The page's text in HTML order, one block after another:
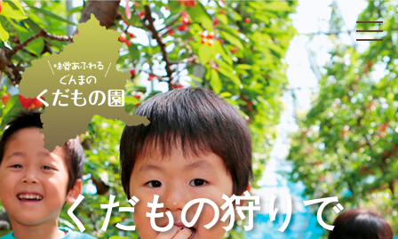
くだもの狩りで